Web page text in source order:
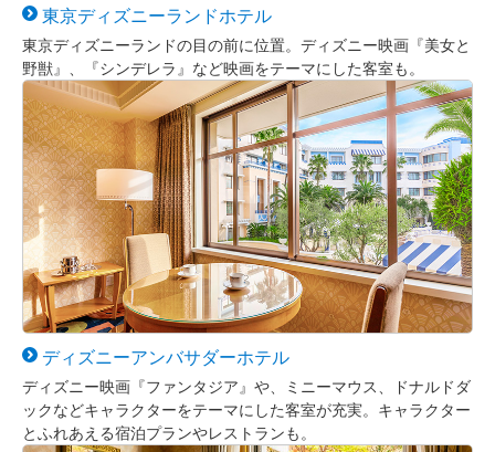
東京ディズニーランドホテル
東京ディズニーランドの目の前に位置。ディズニー映画『美女と
野獣』、『シンデレラ』など映画をテーマにした客室も。
ディズニーアンバサダーホテル
ディズニー映画『ファンタジア』や、ミニーマウス、ドナルドダ
ックなどキャラクターをテーマにした客室が充実。キャラクター
とふれあえる宿泊プランやレストランも。